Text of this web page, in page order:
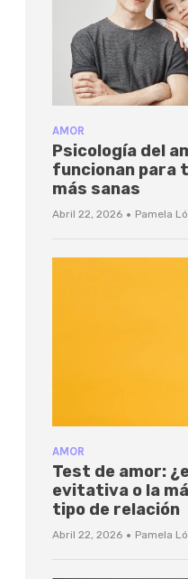
AMOR
Psicología del
funcionan para
más sanas
Abril 22, 2026 · Pamela
AMOR
Test de amor:
evitativa o la
tipo de relación
Abril 22, 2026 · Pamela